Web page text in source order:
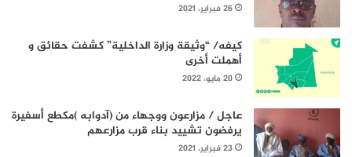
26 فبراير، 2021
كيفه/ “وثيقة وزارة الداخلية” كشفت حقائق و
أهملت أخرى
20 مايو، 2022
عاجل / مزارعون ووجهاء من (آدوابه )مكطع أسفيرة
يرفضون تشييد بناء قرب مزارعهم
23 فبراير، 2021